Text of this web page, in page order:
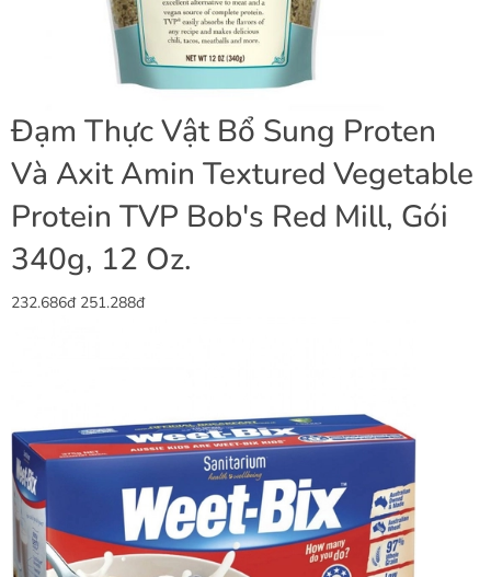
Đạm Thực Vật Bổ Sung Proten
Và Axit Amin Textured Vegetable
Protein TVP Bob's Red Mill, Gói
340g, 12 Oz.
232.686đ 251.288đ